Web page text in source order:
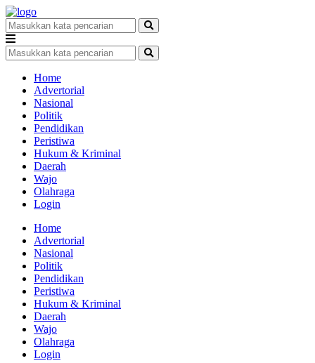
Home
Advertorial
Nasional
Politik
Pendidikan
Peristiwa
Hukum & Kriminal
Daerah
Wajo
Olahraga
Login
Home
Advertorial
Nasional
Politik
Pendidikan
Peristiwa
Hukum & Kriminal
Daerah
Wajo
Olahraga
Login